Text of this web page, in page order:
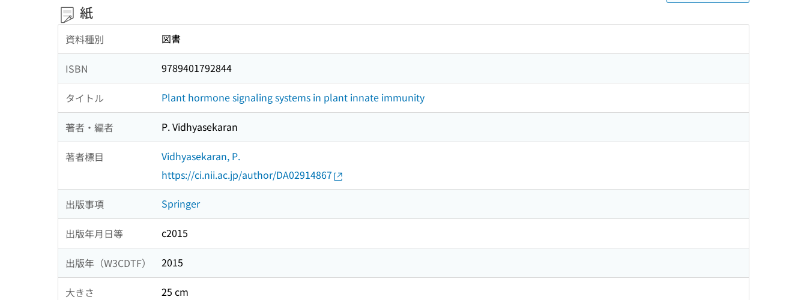
紙
資料種別 図書
ISBN 9789401792844
タイトル Plant hormone signaling systems in plant innate immunity
著者・編者 P. Vidhyasekaran
著者標目
Vidhyasekaran, P.
https://ci.nii.ac.jp/author/DA02914867
出版事項 Springer
出版年月日等 c2015
出版年（W3CDTF） 2015
大きさ 25 cm